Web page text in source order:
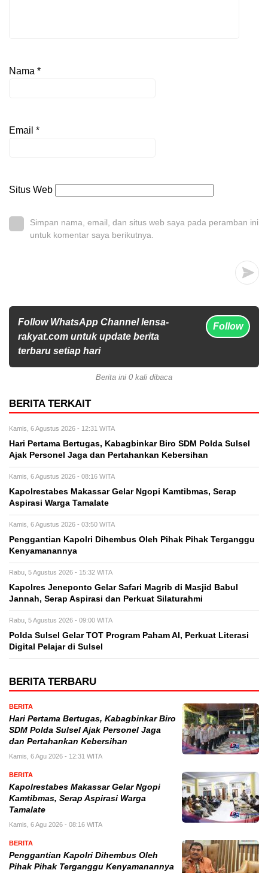
Nama *
Email *
Situs Web
Simpan nama, email, dan situs web saya pada peramban ini
untuk komentar saya berikutnya.
Follow WhatsApp Channel lensa-
rakyat.com untuk update berita
terbaru setiap hari
Follow
Berita ini 0 kali dibaca
BERITA TERKAIT
Kamis, 6 Agustus 2026 - 12:31 WITA
Hari Pertama Bertugas, Kabagbinkar Biro SDM Polda Sulsel
Ajak Personel Jaga dan Pertahankan Kebersihan
Kamis, 6 Agustus 2026 - 08:16 WITA
Kapolrestabes Makassar Gelar Ngopi Kamtibmas, Serap
Aspirasi Warga Tamalate
Kamis, 6 Agustus 2026 - 03:50 WITA
Penggantian Kapolri Dihembus Oleh Pihak Pihak Terganggu
Kenyamanannya
Rabu, 5 Agustus 2026 - 15:32 WITA
Kapolres Jeneponto Gelar Safari Magrib di Masjid Babul
Jannah, Serap Aspirasi dan Perkuat Silaturahmi
Rabu, 5 Agustus 2026 - 09:00 WITA
Polda Sulsel Gelar TOT Program Paham AI, Perkuat Literasi
Digital Pelajar di Sulsel
BERITA TERBARU
BERITA
Hari Pertama Bertugas, Kabagbinkar Biro
SDM Polda Sulsel Ajak Personel Jaga
dan Pertahankan Kebersihan
Kamis, 6 Agu 2026 - 12:31 WITA
BERITA
Kapolrestabes Makassar Gelar Ngopi
Kamtibmas, Serap Aspirasi Warga
Tamalate
Kamis, 6 Agu 2026 - 08:16 WITA
BERITA
Penggantian Kapolri Dihembus Oleh
Pihak Pihak Terganggu Kenyamanannya